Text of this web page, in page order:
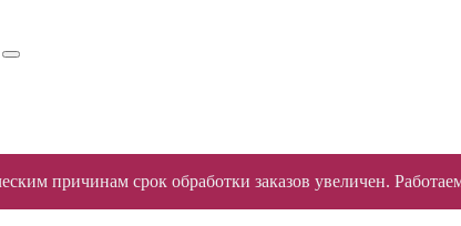
причинам срок обработки заказов увеличен.